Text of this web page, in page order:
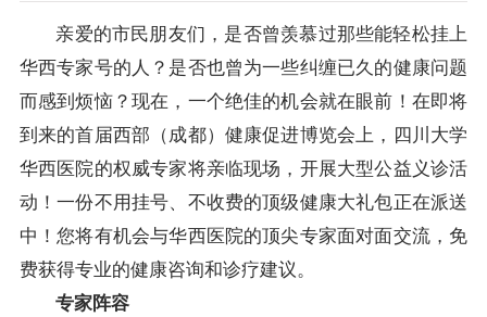
亲爱的市民朋友们，是否曾羡慕过那些能轻松挂上
华西专家号的人？是否也曾为一些纠缠已久的健康问题
而感到烦恼？现在，一个绝佳的机会就在眼前！在即将
到来的首届西部（成都）健康促进博览会上，四川大学
华西医院的权威专家将亲临现场，开展大型公益义诊活
动！一份不用挂号、不收费的顶级健康大礼包正在派送
中！您将有机会与华西医院的顶尖专家面对面交流，免
费获得专业的健康咨询和诊疗建议。
专家阵容